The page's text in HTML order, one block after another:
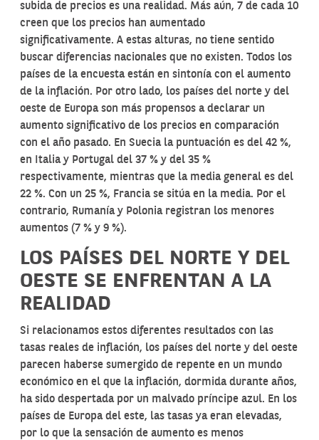
subida de precios es una realidad. Más aún, 7 de cada 10
creen que los precios han aumentado
significativamente. A estas alturas, no tiene sentido
buscar diferencias nacionales que no existen. Todos los
países de la encuesta están en sintonía con el aumento
de la inflación. Por otro lado, los países del norte y del
oeste de Europa son más propensos a declarar un
aumento significativo de los precios en comparación
con el año pasado. En Suecia la puntuación es del 42 %,
en Italia y Portugal del 37 % y del 35 %
respectivamente, mientras que la media general es del
22 %. Con un 25 %, Francia se sitúa en la media. Por el
contrario, Rumanía y Polonia registran los menores
aumentos (7 % y 9 %).
LOS PAÍSES DEL NORTE Y DEL
OESTE SE ENFRENTAN A LA
REALIDAD
Si relacionamos estos diferentes resultados con las
tasas reales de inflación, los países del norte y del oeste
parecen haberse sumergido de repente en un mundo
económico en el que la inflación, dormida durante años,
ha sido despertada por un malvado príncipe azul. En los
países de Europa del este, las tasas ya eran elevadas,
por lo que la sensación de aumento es menos